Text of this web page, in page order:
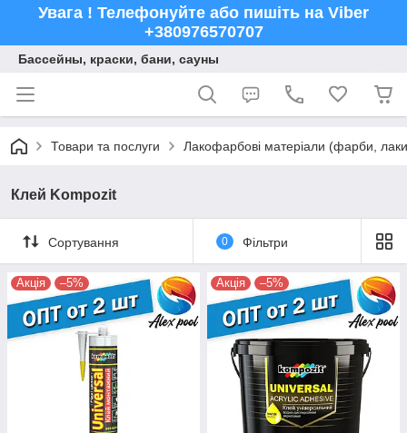
Увага ! Телефонуйте або пишіть на Viber
+380976570707
Бассейны, краски, бани, сауны
Товари та послуги Лакофарбові матеріали (фарби,
Клей Kompozit
Сортування 0 Фільтри
Акція –5% Акція –5%